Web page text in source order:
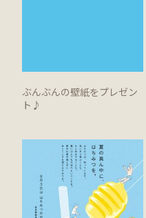
ぶんぶんの壁紙をプレゼン
ト♪